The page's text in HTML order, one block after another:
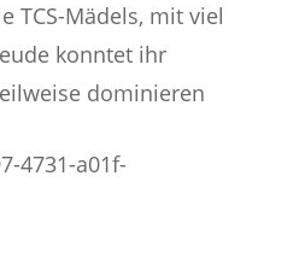
TCS-Mädels, mit viel
konntet ihr
dominieren